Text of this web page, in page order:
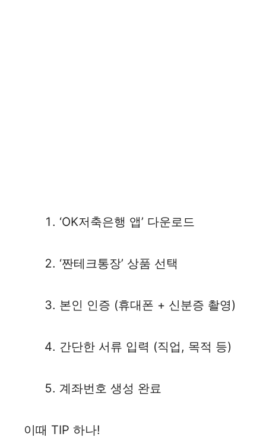
‘OK저축은행 앱’ 다운로드
‘짠테크통장’ 상품 선택
본인 인증 (휴대폰 + 신분증 촬영)
간단한 서류 입력 (직업, 목적 등)
계좌번호 생성 완료
이때 TIP 하나!